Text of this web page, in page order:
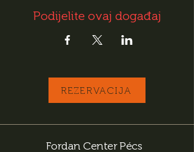
Podijelite ovaj događaj
REZERVACIJA
Fordan Center Pécs